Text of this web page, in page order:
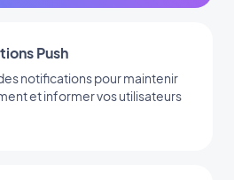
Push
notifications pour maintenir
et informer vos utilisateurs